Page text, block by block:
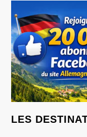
n
d
e
l
’
LES